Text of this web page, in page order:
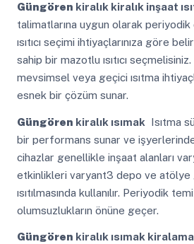
Güngören kiralık kiralık inşaat
talimatlarına uygun olarak periyodik
ısıtıcı seçimi ihtiyaçlarınıza göre
sahip bir mazotlu ısıtıcı
mevsimsel veya geçici ısıtma
esnek bir çözüm sunar.
Güngören kiralık ısımak Isıtma
bir performans sunar ve işyerlerinde
cihazlar genellikle inşaat alanları
etkinlikleri varyant3 depo ve atölye
ısıtılmasında kullanılır. Periyodik
olumsuzlukların önüne geçer.
Güngören kiralık ısımak kiralama